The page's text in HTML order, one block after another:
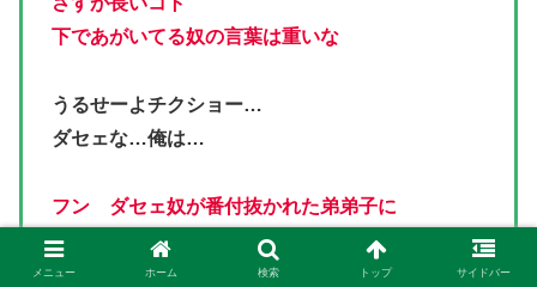
下であがいてる奴の言葉は重いな
うるせーよチクショー…
ダセェな…俺は…
フン ダセェ奴が番付抜かれた弟弟子に
胸は貸さねーだろ…
メニュー ホーム 検索 トップ サイドバー